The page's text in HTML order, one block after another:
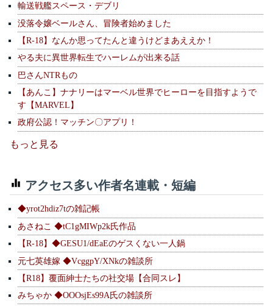
輸送戦艦スペース・デブリ
没落令嬢ベールさん、冒険者始めました
【R-18】なんか思ってたんと違うけどまあええか！
やる夫に異世界転生でハーレムが出来る話
巴さんNTRもの
【あんこ】ナナリーはマーベル世界でヒーローを目指すようで
す【MARVEL】
政府公認！マッチン〇アプリ！
もっと見る
アクセス多い作者名連載・短編
◆yrot2hdiz7tの雑記帳
あさねこ ◆tC1gMIWp2k氏作品
【R-18】◆GESU1/dEaEのゲスくない一人鍋
元七英雄嫁 ◆VcggpY/XNkの雑談所
【R18】覆面紳士たちの社交場【合同スレ】
みちゃか ◆OOOsjEs99A氏の雑談所